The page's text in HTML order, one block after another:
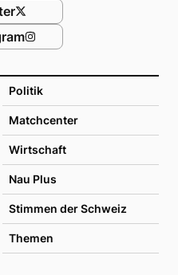
Politik
Matchcenter
Wirtschaft
Nau Plus
Stimmen der Schweiz
Themen